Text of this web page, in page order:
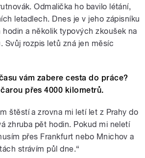
Odmalička ho bavilo létání,
letadlech. Dnes je v jeho zápisníku
a několik typových zkoušek na
Svůj rozpis letů zná jen měsíc
vám zabere cesta do práce?
přes 4000 kilometrů.
štěstí a zrovna mi letí let z Prahy do
zhruba pět hodin. Pokud mi neletí
přes Frankfurt nebo Mnichov a
strávím půl dne.“